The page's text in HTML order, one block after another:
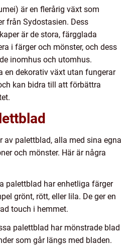
är en flerårig växt som
från Sydostasien. Dess
är de stora, färgglada
i färger och mönster, och dess
inomhus och utomhus.
en dekorativ växt utan fungerar
kan bidra till att förbättra
av palettblad, alla med sina egna
och mönster. Här är några
palettblad har enhetliga färger
grönt, rött, eller lila. De ger en
touch i hemmet.
palettblad har mönstrade blad
som går längs med bladen.